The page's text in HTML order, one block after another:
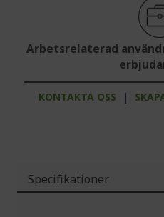
Arbetsrelaterad
KONTAKTA OSS |
Specifikationer